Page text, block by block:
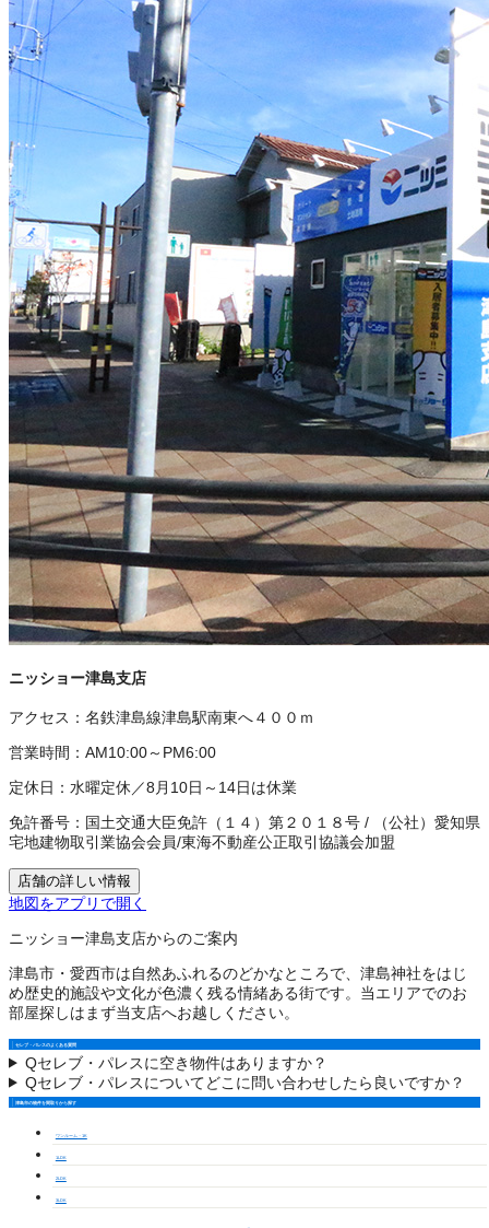
ニッショー津島支店
アクセス： 名鉄津島線津島駅南東へ４００ｍ
営業時間： AM10:00～PM6:00
定休日： 水曜定休／8月10日～14日は休業
免許番号： 国土交通大臣免許（１４）第２０１８号 /
（公社）愛知県
宅地建物取引業協会会員/東海不動産公正取引協議会加盟
店舗の詳しい情報
地図をアプリで開く
ニッショー津島支店からのご案内
津島市・愛西市は自然あふれるのどかなところで、津島神社をはじ
め歴史的施設や文化が色濃く残る情緒ある街です。当エリアでのお
部屋探しはまず当支店へお越しください。
セレブ・パレスのよくある質問
Qセレブ・パレスに空き物件はありますか？
Qセレブ・パレスについてどこに問い合わせしたら良いですか？
津島市の物件を間取りから探す
ワンルーム・1K
1LDK
2LDK
3LDK